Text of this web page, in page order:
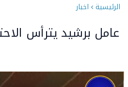
الرئيسية اخبار